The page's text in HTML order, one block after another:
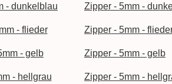
Zipper - 5mm -
Zipper - 5mm -
Zipper - 5mm - gelb
Zipper - 5mm -